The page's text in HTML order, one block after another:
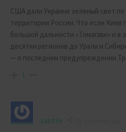
США дали Украине зеленый свет
территории России. Что если Киев
большой дальности «Томагавк» и в
десятки регионов до Урала и
— о последнем предупреждении
1
Justin